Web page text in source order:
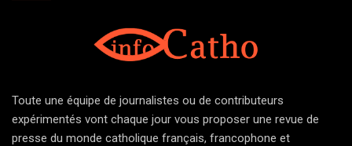
Toute une équipe de journalistes ou de contributeurs
expérimentés vont chaque jour vous proposer une revue de
presse du monde catholique français, francophone et